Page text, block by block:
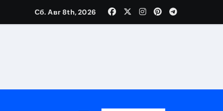
ресниц и депиляции
Сб. Авг 8th, 2026